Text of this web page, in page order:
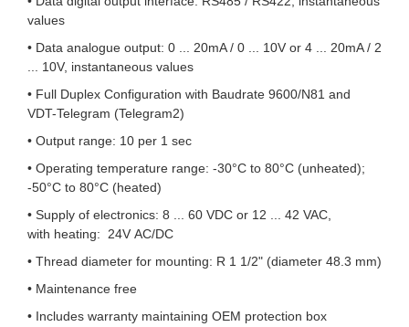
values
• Data analogue output: 0 ... 20mA / 0 ... 10V or 4 ... 20mA / 2
... 10V, instantaneous values
• Full Duplex Configuration with Baudrate 9600/N81 and
VDT-Telegram (Telegram2)
• Output range: 10 per 1 sec
• Operating temperature range: -30°C to 80°C (unheated);
-50°C to 80°C (heated)
• Supply of electronics: 8 ... 60 VDC or 12 ... 42 VAC,
with heating: 24V AC/DC
• Thread diameter for mounting: R 1 1/2" (diameter 48.3 mm)
• Maintenance free
• Includes warranty maintaining OEM protection box